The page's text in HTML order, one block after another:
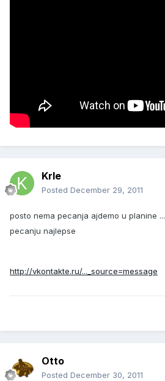
Krle
Posted December 29, 2011
posto nema pecanja ajdemo u planine ...
pecanju najlepse
http://vkontakte.ru/..._source=message
Otto
Posted December 30, 2011